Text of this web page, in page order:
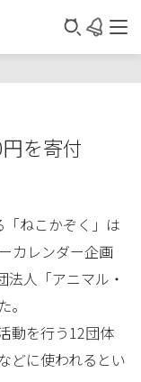
を寄付
ねこかぞく」は
カレンダー企画
人「アニマル・
動を行う12団体
どに使われるとい